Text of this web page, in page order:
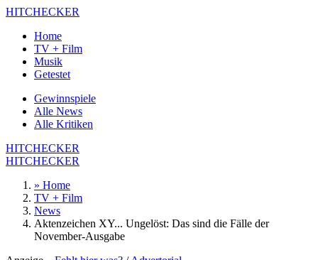
HITCHECKER
Home
TV + Film
Musik
Getestet
Gewinnspiele
Alle News
Alle Kritiken
HITCHECKER
HITCHECKER
» Home
TV + Film
News
Aktenzeichen XY... Ungelöst: Das sind die Fälle der
November-Ausgabe